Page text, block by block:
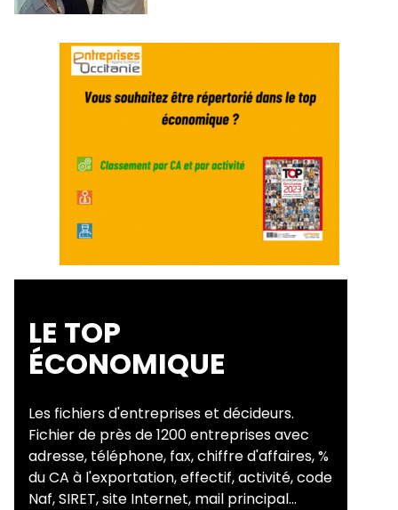
LE TOP
ÉCONOMIQUE
Les fichiers d'entreprises et décideurs.
Fichier de près de 1200 entreprises avec
adresse, téléphone, fax, chiffre d'affaires, %
du CA à l'exportation, effectif, activité, code
Naf, SIRET, site Internet, mail principal...